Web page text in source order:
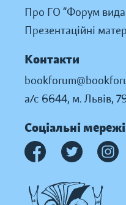
Про ГО “Форум
Презентаційні
Контакти
а/с 6644, м. Львів,
Соціальні мережі